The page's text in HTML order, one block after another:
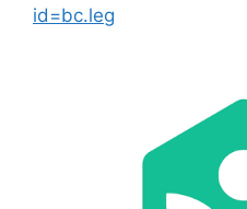
id=bc.leg